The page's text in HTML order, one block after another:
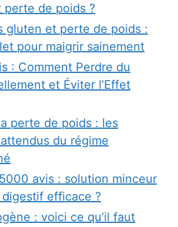
perte de poids ?
gluten et perte de poids :
pour maigrir sainement
: Comment Perdre du
et Éviter l’Effet
perte de poids : les
du régime
avis : solution minceur
efficace ?
: voici ce qu’il faut